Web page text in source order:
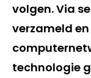
volgen. Via
verzameld
technologie